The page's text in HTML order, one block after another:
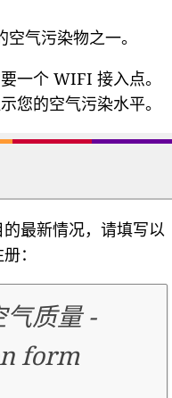
气污染物之一。
一个 WIFI 接入点。
您的空气污染水平。
最新情况，请填写以
：
气质量-
form